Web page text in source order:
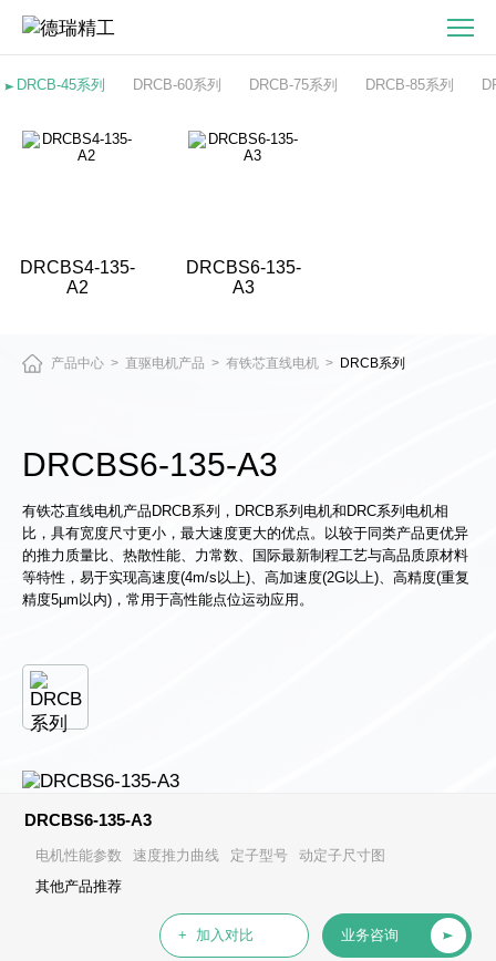
DRCBS6-
135-
A3
有
机
DRCB-45系列 DRCB-60系列 DRCB-75系列 DRCB-85系列
DRCBS4-135-
A2
DRCBS6-135-
A3
产品中心 > 直驱电机产品 > 有铁芯直线电机 > DRCB系列
DRCBS6-135-A3
有铁芯直线电机产品DRCB系列，DRCB系列电机和DRC系列电机相
比，具有宽度尺寸更小，最大速度更大的优点。以较于同类产品更优异
的推力质量比、热散性能、力常数、国际最新制程工艺与高品质原材料
等特性，易于实现高速度(4m/s以上)、高加速度(2G以上)、高精度(重复
精度5μm以内)，常用于高性能点位运动应用。
DRCBS6-135-A3
电机性能参数 速度推力曲线 定子型号
动定子尺寸图
其他产品推荐
+ 加入对比 业务咨询